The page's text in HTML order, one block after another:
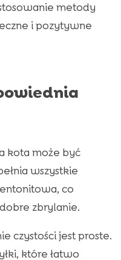
metody
i pozytywne
kota może być
wszystkie
co
zbrylanie.
czystości jest proste.
które łatwo